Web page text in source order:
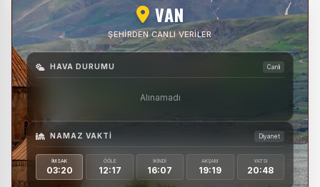
VAN
ŞEHIRDEN CANLI VERILER
HAVA DURUMU Canlı
Alınamadı
NAMAZ VAKTI Diyanet
İMSAK
03:20
ÖĞLE
12:17
İKINDI
16:07
AKŞAM
19:19
YATSI
20:48